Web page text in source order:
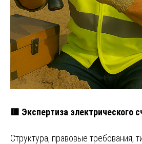
🟥 Экспертиза электрического
Структура, правовые требования,